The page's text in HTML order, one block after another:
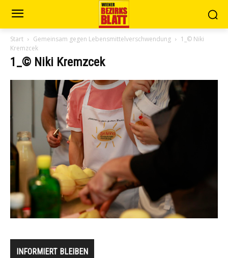
Start Gemeinsam gegen Lebensmittelverschwendung
1_© Niki
Kremzcek
1_© Niki Kremzcek
INFORMIERT BLEIBEN